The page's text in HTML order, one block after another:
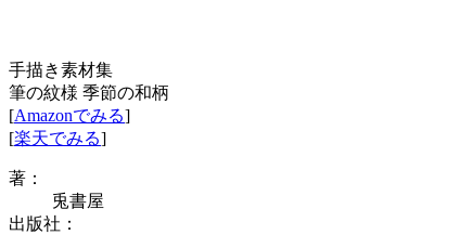
手描き素材集
筆の紋様 季節の和柄
[Amazonでみる]
[楽天でみる]
著：
兎書屋
出版社：